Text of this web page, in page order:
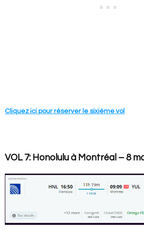
Cliquez ici pour réserver le sixième vol
VOL 7: Honolulu à Montréal – 8